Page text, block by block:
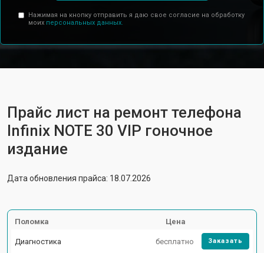
Нажимая на кнопку отправить я даю свое согласие на обработку
моих персональных данных.
Прайс лист на ремонт телефона
Infinix NOTE 30 VIP гоночное
издание
Дата обновления прайса: 18.07.2026
Поломка Цена
Диагностика бесплатно Заказать